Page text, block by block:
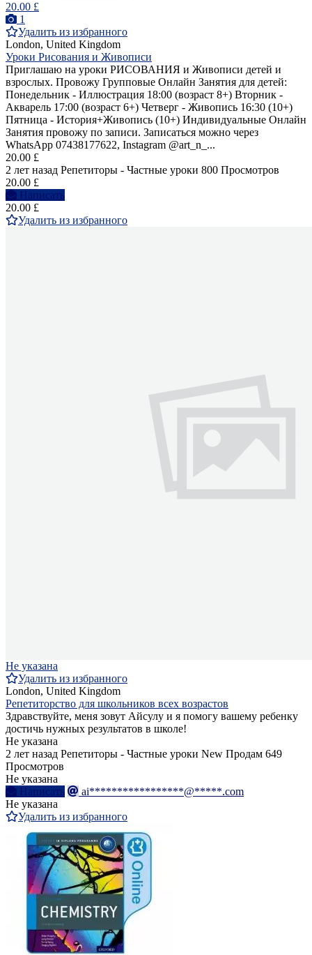
20.00 £
1
Удалить из избранного
London, United Kingdom
Уроки Рисования и Живописи
Приглашаю на уроки РИСОВАНИЯ и Живописи детей и
взрослых. Провожу Групповые Онлайн Занятия для детей:
Понедельник - Иллюстрация 18:00 (возраст 8+) Вторник -
Акварель 17:00 (возраст 6+) Четверг - Живопись 16:30 (10+)
Пятница - История+Живопись (10+) Индивидуальные Онлайн
Занятия провожу по записи. Записаться можно через
WhatsApp 07438177622, Instagram @art_n_...
20.00 £
2 лет назад Репетиторы - Частные уроки 800 Просмотров
20.00 £
Написать
20.00 £
Удалить из избранного
Не указана
Удалить из избранного
London, United Kingdom
Репетиторство для школьников всех возрастов
Здравствуйте, меня зовут Айсулу и я помогу вашему ребенку
достичь нужных результатов в школе!
Не указана
2 лет назад Репетиторы - Частные уроки New Продам 649
Просмотров
Не указана
Написать
ai*****************@*****.com
Не указана
Удалить из избранного